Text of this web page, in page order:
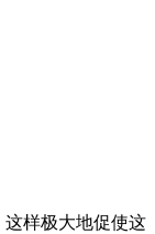
样极大地促使这